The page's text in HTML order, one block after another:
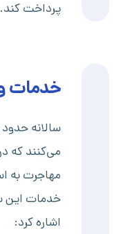
پرداخت کند.
خدمات
سالانه
می‌کنند که
مهاجرت به
خدمات این
اشاره کرد: